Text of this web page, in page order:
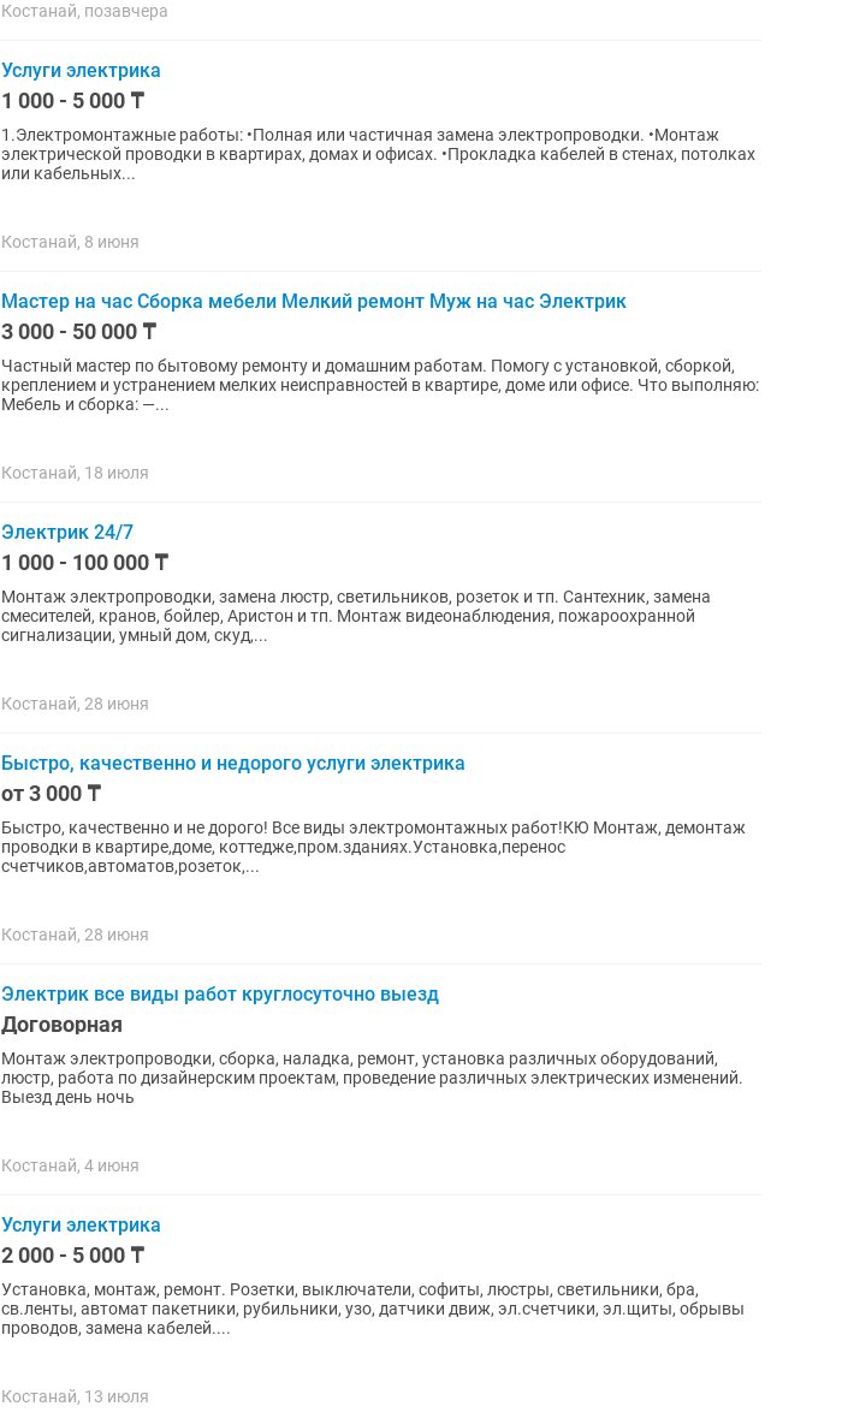
Костанай, позавчера
Услуги электрика
1 000 - 5 000 ₸
1.Электромонтажные работы: •Полная или частичная замена электропроводки. •Монтаж
электрической проводки в квартирах, домах и офисах. •Прокладка кабелей в стенах, потолках
или кабельных...
Костанай, 8 июня
Мастер на час Сборка мебели Мелкий ремонт Муж на час Электрик
3 000 - 50 000 ₸
Частный мастер по бытовому ремонту и домашним работам. Помогу с установкой, сборкой,
креплением и устранением мелких неисправностей в квартире, доме или офисе. Что выполняю:
Мебель и сборка: —...
Костанай, 18 июля
Электрик 24/7
1 000 - 100 000 ₸
Монтаж электропроводки, замена люстр, светильников, розеток и тп. Сантехник, замена
смесителей, кранов, бойлер, Аристон и тп. Монтаж видеонаблюдения, пожароохранной
сигнализации, умный дом, скуд,...
Костанай, 28 июня
Быстро, качественно и недорого услуги электрика
от 3 000 ₸
Быстро, качественно и не дорого! Все виды электромонтажных работ!КЮ Монтаж, демонтаж
проводки в квартире,доме, коттедже,пром.зданиях.Установка,перенос
счетчиков,автоматов,розеток,...
Костанай, 28 июня
Электрик все виды работ круглосуточно выезд
Договорная
Монтаж электропроводки, сборка, наладка, ремонт, установка различных оборудований,
люстр, работа по дизайнерским проектам, проведение различных электрических изменений.
Выезд день ночь
Костанай, 4 июня
Услуги электрика
2 000 - 5 000 ₸
Установка, монтаж, ремонт. Розетки, выключатели, софиты, люстры, светильники, бра,
св.ленты, автомат пакетники, рубильники, узо, датчики движ, эл.счетчики, эл.щиты, обрывы
проводов, замена кабелей....
Костанай, 13 июля